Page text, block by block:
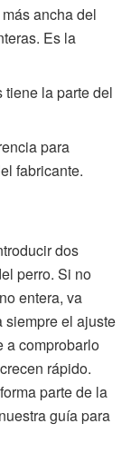
ancha del
Es la
tiene la parte del
para
fabricante.
dos
perro. Si no
entera, va
siempre el ajuste
a comprobarlo
rápido.
parte de la
guía para